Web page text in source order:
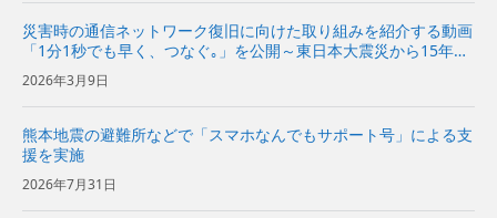
災害時の通信ネットワーク復旧に向けた取り組みを紹介する動画
「1分1秒でも早く、つなぐ｡」を公開～東日本大震災から15年の
節目に、通信事業者の使命となる災害対策を振り返り～
2026年3月9日
熊本地震の避難所などで「スマホなんでもサポート号」による支
援を実施
2026年7月31日